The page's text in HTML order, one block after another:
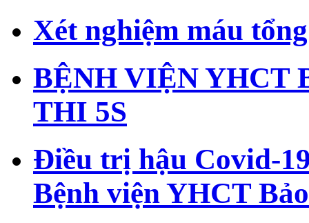
Xét nghiệm máu
BỆNH VIỆN YHCT
THI 5S
Điều trị hậu Covid-
Bệnh viện YHCT